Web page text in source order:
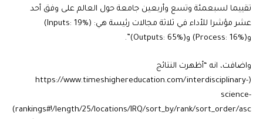
تقييما لسبعمئة وتسع وأربعين جامعة حول العالم على وفق أحد
عشر مؤشرا للأداء في ثلاثة مجالات رئيسة هي: (Inputs: 19%)
و(Process: 16%) و(Outputs: 65%)”.
واضافت، انه “أظهرت النتائج
(https://www.timeshighereducation.com/interdisciplinary-
science-
rankings#!/length/25/locations/IRQ/sort_by/rank/sort_order/asc)